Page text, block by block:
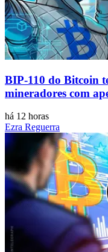
BIP-110 do Bitcoin
mineradores com
há 12 horas
Ezra Reguerra